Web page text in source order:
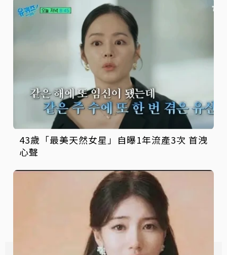
43歲「最美天然女星」自曝1年流產3次 首洩
心聲